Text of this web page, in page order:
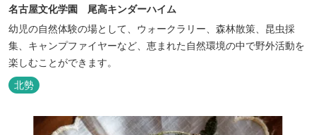
名古屋文化学園 尾高キンダーハイム
幼児の自然体験の場として、ウォークラリー、森林散策、昆虫採
集、キャンプファイヤーなど、恵まれた自然環境の中で野外活動を
楽しむことができます。
北勢